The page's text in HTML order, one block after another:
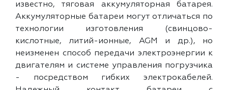
известно, тяговая аккумуляторная батарея.
Аккумуляторные батареи могут отличаться по
технологии изготовления (свинцово-
кислотные, литий-ионные, AGM и др.), но
неизменен способ передачи электроэнергии к
двигателям и системе управления погрузчика
- посредством гибких электрокабелей.